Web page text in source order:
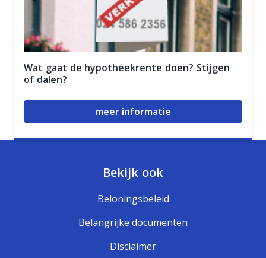
Wat gaat de hypotheekrente doen? Stijgen
of dalen?
meer informatie
Bekijk ook
Beloningsbeleid
Belangrijke documenten
Disclaimer